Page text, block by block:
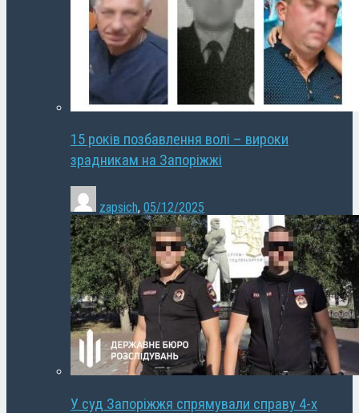
15 років позбавлення волі – вироки
зрадникам на Запоріжжі
zapsich, 05/12/2025
У суд Запоріжжя спрямували справу 4-х